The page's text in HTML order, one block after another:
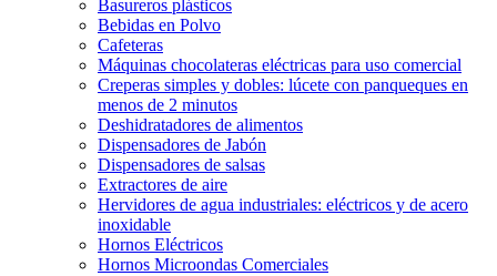
Basureros plásticos
Bebidas en Polvo
Cafeteras
Máquinas chocolateras eléctricas para uso comercial
Creperas simples y dobles: lúcete con panqueques en
menos de 2 minutos
Deshidratadores de alimentos
Dispensadores de Jabón
Dispensadores de salsas
Extractores de aire
Hervidores de agua industriales: eléctricos y de acero
inoxidable
Hornos Eléctricos
Hornos Microondas Comerciales